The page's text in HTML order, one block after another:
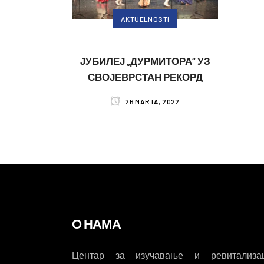
AKTUELNOSTI
ЈУБИЛЕЈ „ДУРМИТОРА“ УЗ
СВОЈЕВРСТАН РЕКОРД
26 MARTA, 2022
О НАМА
Центар за изучавање и